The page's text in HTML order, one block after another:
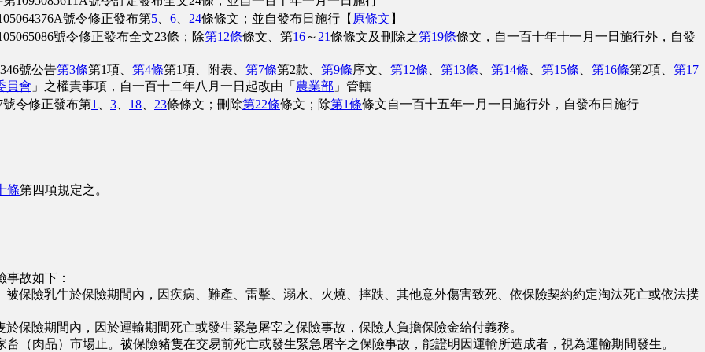
號令修正發布第5 6 24條條文；並自發布日施行【 原條文 】
號令修正發布全文23條；除第12條條文、第16～ 21條條文及刪除之第19條條文，自一百十年十一月一日施行外，自發
號公告第3條第1項、 第4條第1項、附表、 第7條第2款、 第9條序文、 第12條 第13條 第14條 第15條 第16條第2項、 第17
員會 」之權責事項，自一百十二年八月一日起改由「 農業部 」管轄
號令修正發布第1 3 18 23條條文；刪除第22條條文；除第1條條文自一百十五年一月一日施行外，自發布日施行
條第四項規定之。
故如下：
險乳牛於保險期間內，因疾病、難產、雷擊、溺水、火燒、摔跌、其他意外傷害致死、依保險契約約定淘汰死亡或依法撲
險期間內，因於運輸期間死亡或發生緊急屠宰之保險事故，保險人負擔保險金給付義務。
（肉品）市場止。被保險豬隻在交易前死亡或發生緊急屠宰之保險事故，能證明因運輸所造成者，視為運輸期間發生。